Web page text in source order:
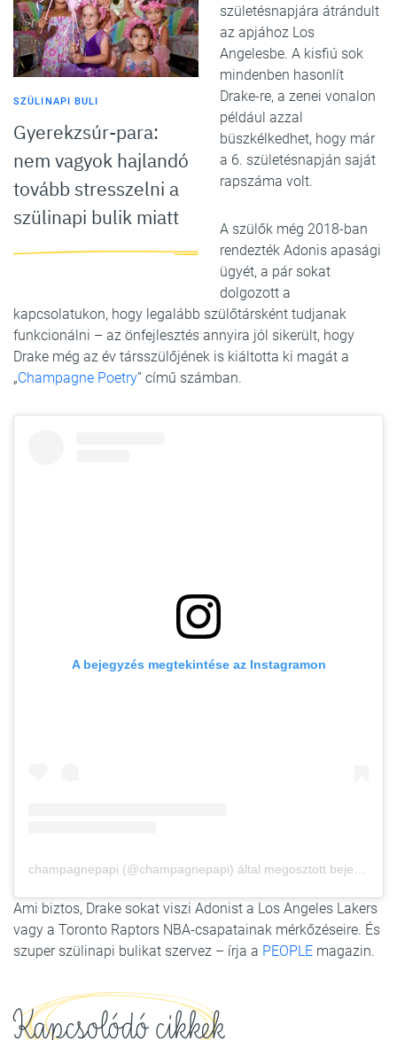
SZÜLINAPI BULI
Gyerekzsúr-para:
nem vagyok hajlandó
tovább stresszelni a
szülinapi bulik miatt
születésnapjára átrándult
az apjához Los
Angelesbe. A kisfiú sok
mindenben hasonlít
Drake-re, a zenei vonalon
például azzal
büszkélkedhet, hogy már
a 6. születésnapján saját
rapszáma volt.
A szülők még 2018-ban
rendezték Adonis apasági
ügyét, a pár sokat
dolgozott a
kapcsolatukon, hogy legalább szülőtársként tudjanak
funkcionálni – az önfejlesztés annyira jól sikerült, hogy
Drake még az év társszülőjének is kiáltotta ki magát a
„Champagne Poetry” című számban.
A bejegyzés megtekintése az Instagramon
Ami biztos, Drake sokat viszi Adonist a Los Angeles Lakers
vagy a Toronto Raptors NBA-csapatainak mérkőzéseire. És
szuper szülinapi bulikat szervez – írja a PEOPLE magazin.
Kapcsolódó cikkek